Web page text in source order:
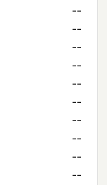
--
--
--
--
--
--
--
--
--
--